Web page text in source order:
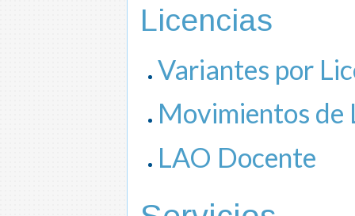
Licencias
Variantes por
Movimientos de
LAO Docente